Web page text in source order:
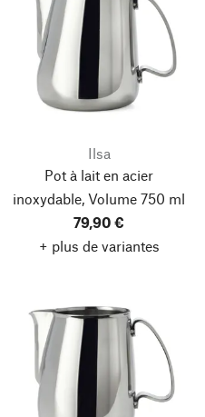
Ilsa
Pot à lait en acier
inoxydable, Volume 750 ml
79,90 €
+ plus de variantes